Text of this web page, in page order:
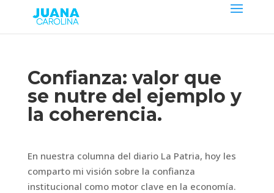
Confianza: valor que
se nutre del ejemplo y
la coherencia.
En nuestra columna del diario La Patria, hoy les
comparto mi visión sobre la confianza
institucional como motor clave en la economía.